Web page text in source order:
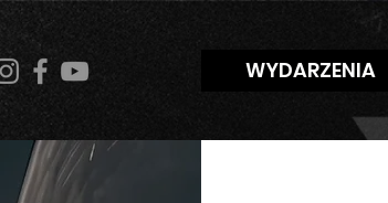
WYDARZENIA